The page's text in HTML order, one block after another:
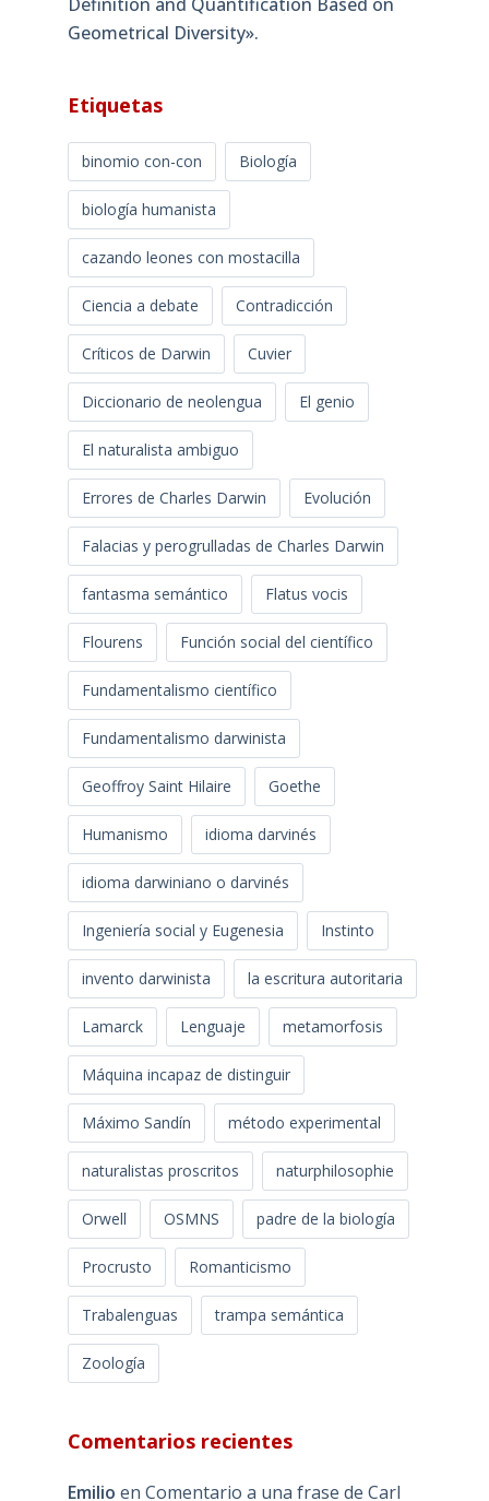
Geometrical Diversity»​.
Etiquetas
binomio con-con Biología
biología humanista
cazando leones con mostacilla
Ciencia a debate Contradicción
Críticos de Darwin Cuvier
Diccionario de neolengua El genio
El naturalista ambiguo
Errores de Charles Darwin Evolución
Falacias y perogrulladas de Charles Darwin
fantasma semántico Flatus vocis
Flourens Función social del científico
Fundamentalismo científico
Fundamentalismo darwinista
Geoffroy Saint Hilaire Goethe
Humanismo idioma darvinés
idioma darwiniano o darvinés
Ingeniería social y Eugenesia Instinto
invento darwinista la escritura autoritaria
Lamarck Lenguaje metamorfosis
Máquina incapaz de distinguir
Máximo Sandín método experimental
naturalistas proscritos naturphilosophie
Orwell OSMNS padre de la biología
Procrusto Romanticismo
Trabalenguas trampa semántica
Zoología
Comentarios recientes
Emilio en Comentario a una frase de Carl